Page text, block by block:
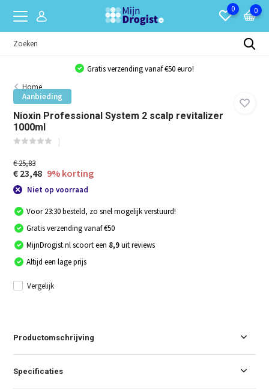
0 0
Gratis verzending vanaf €50 euro!
Home
Aanbieding
Nioxin Professional System 2 scalp revitalizer
1000ml
€ 25,83
€ 23,48 9% korting
Niet op voorraad
Voor 23:30 besteld, zo snel mogelijk verstuurd!
Gratis verzending vanaf €50
MijnDrogist.nl scoort een 8,9uit reviews
Altijd een lage prijs
Vergelijk
Productomschrijving
Specificaties